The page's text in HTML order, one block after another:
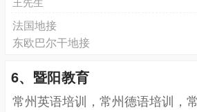
法国地接
东欧巴尔干地接
6、暨阳教育
常州英语培训，常州德语培训，